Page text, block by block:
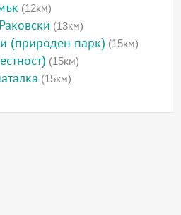
(12км)
(13км)
(природен парк) (15км)
(15км)
(15км)